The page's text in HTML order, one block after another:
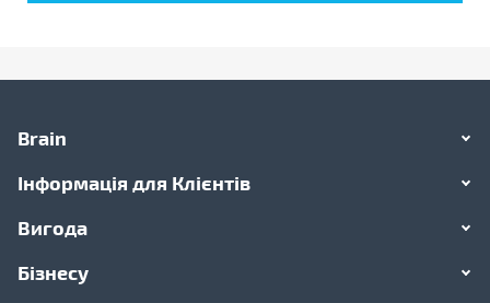
Brain
Інформація для Клієнтів
Вигода
Бізнесу